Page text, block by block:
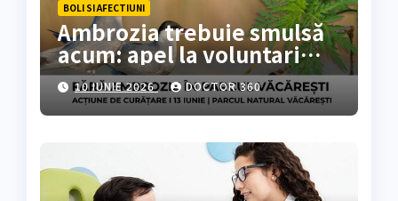
BOLI SI AFECTIUNI
Ambrozia trebuie smulsă
acum: apel la voluntari
pentru acțiune de curățare
în Parcul Natural
Văcărești
10 IUNIE 2026 DOCTOR 360